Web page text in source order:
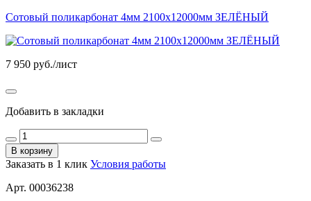
Сотовый поликарбонат 4мм 2100х12000мм ЗЕЛЁНЫЙ
7 950 руб./лист
Добавить в закладки
В корзину
Заказать в 1 клик Условия работы
Арт. 00036238